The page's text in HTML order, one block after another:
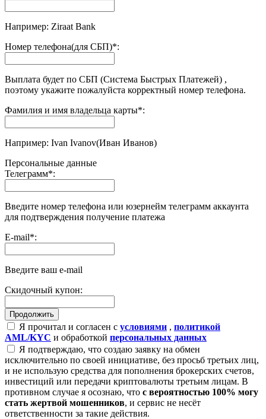
Например: Ziraat Bank
Номер телефона(для СБП)*:
Выплата будет по СБП (Система Быстрых Платежей) ,
поэтому укажите пожалуйста корректный номер телефона.
Фамилия и имя владельца карты*:
Например: Ivan Ivanov(Иван Иванов)
Персональные данные
Телеграмм*:
Введите номер телефона или юзернейм телеграмм аккаунта
для подтверждения получение платежа
E-mail*:
Введите ваш e-mail
Скидочный купон:
Я прочитал и согласен с условиями , политикой
AML/KYC и обработкой персональных данных
Я подтверждаю, что создаю заявку на обмен
исключительно по своей инициативе, без просьб третьих лиц,
и не использую средства для пополнения брокерских счетов,
инвестиций или передачи криптовалюты третьим лицам. В
противном случае я осознаю, что с вероятностью 100% могу
стать жертвой мошенников, и сервис не несёт
ответственности за такие действия.